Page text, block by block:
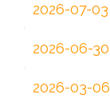
2026-07-03
2026-06-30
2026-03-06